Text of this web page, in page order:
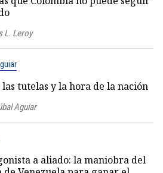
L. Leroy
tutelas y la hora de la nación
Aguiar
a aliado: la maniobra del